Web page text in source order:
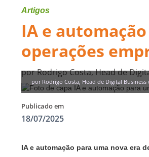
Artigos
IA e
operações
por Rodrigo Costa, Head de
por Rodrigo Costa, Head de Digital
Publicado em
18/07/2025
IA e automação para uma nova era